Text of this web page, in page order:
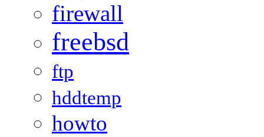
firewall
freebsd
ftp
hddtemp
howto